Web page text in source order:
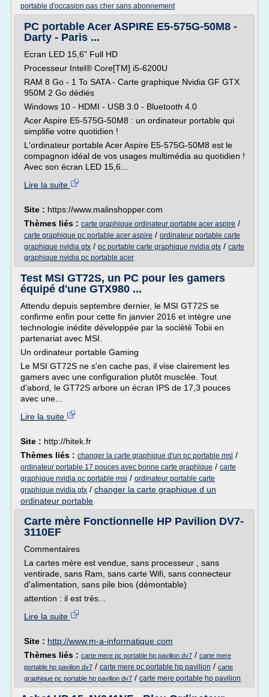
portable d'occasion pas cher sans abonnement
PC portable Acer ASPIRE E5-575G-50M8 -
Darty - Paris ...
Ecran LED 15,6" Full HD
Processeur Intel® Core[TM] i5-6200U
RAM 8 Go - 1 To SATA - Carte graphique Nvidia GF GTX
950M 2 Go dédiés
Windows 10 - HDMI - USB 3.0 - Bluetooth 4.0
Acer Aspire E5-575G-50M8 : un ordinateur portable qui
simplifie votre quotidien !
L'ordinateur portable Acer Aspire E5-575G-50M8 est le
compagnon idéal de vos usages multimédia au quotidien !
Avec son écran LED 15,6...
Lire la suite
Site : https://www.malinshopper.com
Thèmes liés : carte graphique ordinateur portable acer aspire /
carte graphique pc portable acer aspire / ordinateur portable carte
graphique nvidia gtx / pc portable carte graphique nvidia gtx / carte
graphique nvidia pc portable acer
Test MSI GT72S, un PC pour les gamers
équipé d'une GTX980 ...
Attendu depuis septembre dernier, le MSI GT72S se
confirme enfin pour cette fin janvier 2016 et intègre une
technologie inédite développée par la société Tobii en
partenariat avec MSI.
Un ordinateur portable Gaming
Le MSI GT72S ne s'en cache pas, il vise clairement les
gamers avec une configuration plutôt musclée. Tout
d'abord, le GT72S arbore un écran IPS de 17,3 pouces
avec une...
Lire la suite
Site : http://hitek.fr
Thèmes liés : changer la carte graphique d'un pc portable msi /
ordinateur portable 17 pouces avec bonne carte graphique / carte
graphique nvidia pc portable msi / ordinateur portable carte
graphique nvidia gtx / changer la carte graphique d un
ordinateur portable
Carte mère Fonctionnelle HP Pavilion DV7-
3110EF
Commentaires
La cartes mère est vendue, sans processeur , sans
ventirade, sans Ram, sans carte Wifi, sans connecteur
d'alimentation, sans pile bios (démontable)
attention : il est très...
Lire la suite
Site : http://www.m-a-informatique.com
Thèmes liés : carte mere pc portable hp pavilion dv7 / carte mere
portable hp pavilion dv7 / carte mere pc portable hp pavilion / carte
graphique pc portable hp pavilion dv7 / carte mere portable hp pavilion